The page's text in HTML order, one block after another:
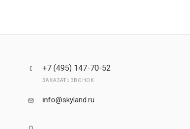
+7 (495) 147-70-52
ЗАКАЗАТЬ ЗВОНОК
info@skyland.ru